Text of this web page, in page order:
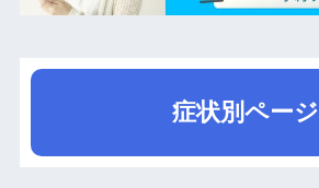
症状別ページ